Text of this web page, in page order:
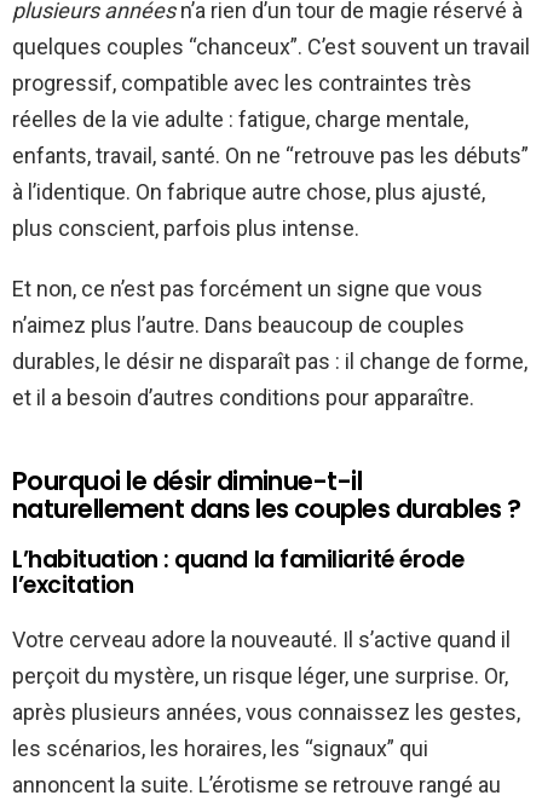
plusieurs annéesn’a rien d’un tour de magie réservé à
quelques couples “chanceux”. C’est souvent un travail
progressif, compatible avec les contraintes très
réelles de la vie adulte : fatigue, charge mentale,
enfants, travail, santé. On ne “retrouve pas les débuts”
à l’identique. On fabrique autre chose, plus ajusté,
plus conscient, parfois plus intense.
Et non, ce n’est pas forcément un signe que vous
n’aimez plus l’autre. Dans beaucoup de couples
durables, le désir ne disparaît pas : il change de forme,
et il a besoin d’autres conditions pour apparaître.
Pourquoi le désir diminue-t-il
naturellement dans les couples durables ?
L’habituation : quand la familiarité érode
l’excitation
Votre cerveau adore la nouveauté. Il s’active quand il
perçoit du mystère, un risque léger, une surprise. Or,
après plusieurs années, vous connaissez les gestes,
les scénarios, les horaires, les “signaux” qui
annoncent la suite. L’érotisme se retrouve rangé au